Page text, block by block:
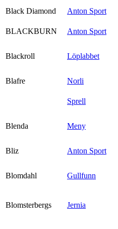
Black Diamond
Anton Sport
BLACKBURN
Anton Sport
Blackroll Löplabbet
Blafre
Norli
Sprell
Blenda Meny
Bliz
Anton Sport
Blomdahl Gullfunn
Blomsterbergs Jernia